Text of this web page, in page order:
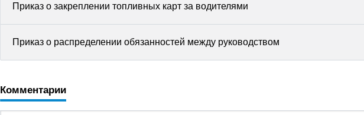
Приказ о закреплении топливных карт за водителями
Приказ о распределении обязанностей между руководством
Комментарии